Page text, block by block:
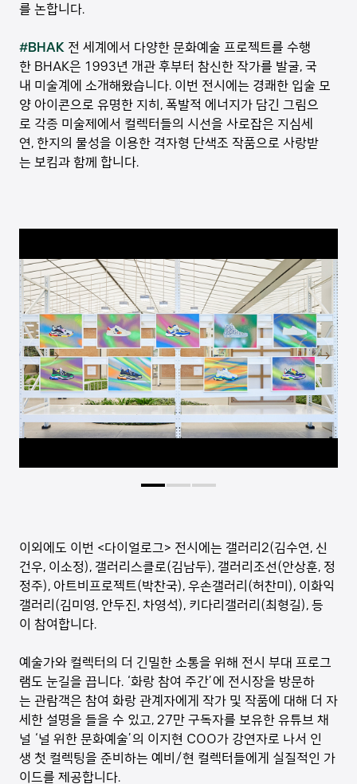
를 논합니다.
#BHAK 전 세계에서 다양한 문화예술 프로젝트를 수행
한 BHAK은 1993년 개관 후부터 참신한 작가를 발굴, 국
내 미술계에 소개해왔습니다. 이번 전시에는 경쾌한 입술 모
양 아이콘으로 유명한 지히, 폭발적 에너지가 담긴 그림으
로 각종 미술제에서 컬렉터들의 시선을 사로잡은 지심세
연, 한지의 물성을 이용한 격자형 단색조 작품으로 사랑받
는 보킴과 함께 합니다.
이외에도 이번 <다이얼로그> 전시에는 갤러리2(김수연, 신
건우, 이소정), 갤러리스클로(김남두), 갤러리조선(안상훈, 정
정주), 아트비프로젝트(박찬국), 우손갤러리(허찬미), 이화익
갤러리(김미영, 안두진, 차영석), 키다리갤러리(최형길), 등
이 참여합니다.
예술가와 컬렉터의 더 긴밀한 소통을 위해 전시 부대 프로그
램도 눈길을 끕니다. ‘화랑 참여 주간’에 전시장을 방문하
는 관람객은 참여 화랑 관계자에게 작가 및 작품에 대해 더 자
세한 설명을 들을 수 있고, 27만 구독자를 보유한 유튜브 채
널 ‘널 위한 문화예술’의 이지현 COO가 강연자로 나서 인
생 첫 컬렉팅을 준비하는 예비/현 컬렉터들에게 실질적인 가
이드를 제공합니다.